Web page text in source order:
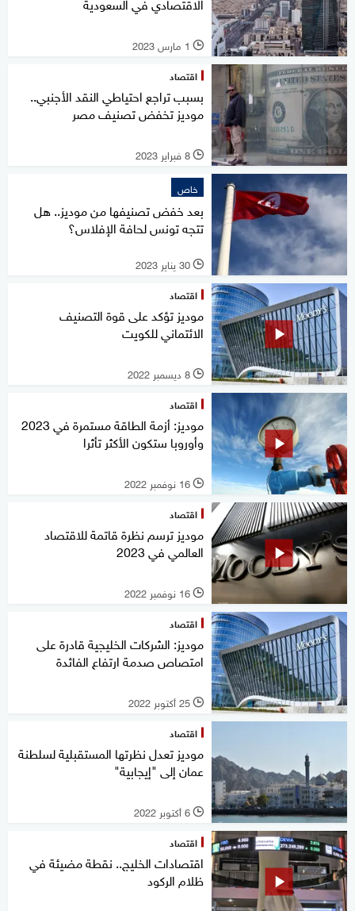
l 1 مارس 2023
اقتصاد
بسبب تراجع احتياطي النقد الأجنبي..
موديز تخفض تصنيف مصر
l 8 فبراير 2023
خاص
بعد خفض تصنيفها من موديز.. هل
تتجه تونس لحافة الإفلاس؟
l 30 يناير 2023
اقتصاد
موديز تؤكد على قوة التصنيف
الائتماني للكويت
l 8 ديسمبر 2022
اقتصاد
موديز: أزمة الطاقة مستمرة في 2023
وأوروبا ستكون الأكثر تأثرا
l 16 نوفمبر 2022
اقتصاد
موديز ترسم نظرة قاتمة للاقتصاد
العالمي في 2023
l 16 نوفمبر 2022
اقتصاد
موديز: الشركات الخليجية قادرة على
امتصاص صدمة ارتفاع الفائدة
l 25 أكتوبر 2022
اقتصاد
موديز تعدل نظرتها المستقبلية لسلطنة
عمان إلى "إيجابية"
l 6 أكتوبر 2022
اقتصاد
اقتصادات الخليج.. نقطة مضيئة في
ظلام الركود